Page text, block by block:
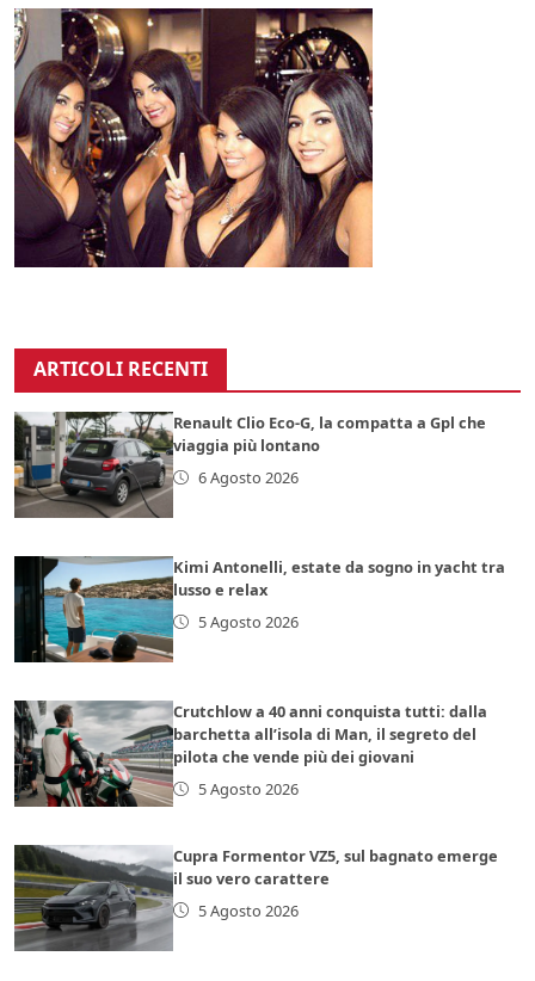
ARTICOLI RECENTI
Renault Clio Eco-G, la compatta a Gpl che
viaggia più lontano
6 Agosto 2026
Kimi Antonelli, estate da sogno in yacht tra
lusso e relax
5 Agosto 2026
Crutchlow a 40 anni conquista tutti: dalla
barchetta all’isola di Man, il segreto del
pilota che vende più dei giovani
5 Agosto 2026
Cupra Formentor VZ5, sul bagnato emerge
il suo vero carattere
5 Agosto 2026